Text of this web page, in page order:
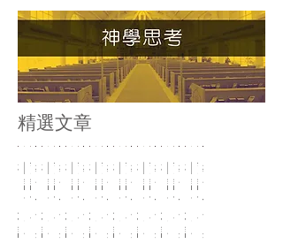
​精選文章
神
的
「在
場」
證
閱
讀，
無
力
者
荒
謬
世
界
的
教
會
使
命
與
神
的
「在
場」
證
閱
讀，
無
力
者
荒
謬
世
界
的
教
會
使
命
與
神
的
「在
場」
證
閱
讀，
無
力
者
荒
謬
世
界
的
教
會
使
命
與
神
的
「在
場」
證
閱
讀，
無
力
者
荒
謬
世
界
的
教
會
使
命
與
神
的
「在
場」
證
閱
讀，
無
力
者
荒
謬
世
界
的
教
會
使
命
與
神
的
「在
場」
證
閱
讀，
無
力
者
荒
謬
世
界
的
教
會
使
命
與
神
的
「在
場」
證
閱
讀，
無
力
者
荒
謬
世
界
的
教
會
使
命
與
神
的
「在
場」
證
閱
讀，
無
力
者
荒
謬
世
界
的
教
會
使
命
與